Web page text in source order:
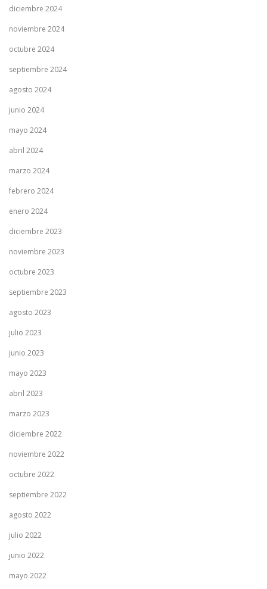
diciembre 2024
noviembre 2024
octubre 2024
septiembre 2024
agosto 2024
junio 2024
mayo 2024
abril 2024
marzo 2024
febrero 2024
enero 2024
diciembre 2023
noviembre 2023
octubre 2023
septiembre 2023
agosto 2023
julio 2023
junio 2023
mayo 2023
abril 2023
marzo 2023
diciembre 2022
noviembre 2022
octubre 2022
septiembre 2022
agosto 2022
julio 2022
junio 2022
mayo 2022